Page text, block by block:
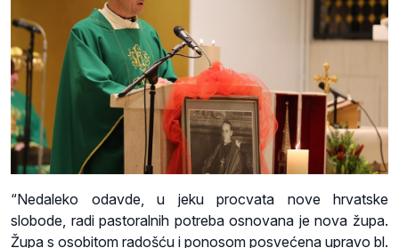
“Nedaleko odavde, u jeku procvata nove hrvatske
slobode, radi pastoralnih potreba osnovana je nova župa.
Župa s osobitom radošću i ponosom posvećena upravo bl.